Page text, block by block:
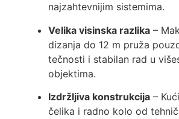
najzahtevnijim sistemima.
Velika visinska razlika –
dizanja do 12 m pruža
tečnosti i stabilan rad u
objektima.
Izdržljiva konstrukcija –
čelika i radno kolo od